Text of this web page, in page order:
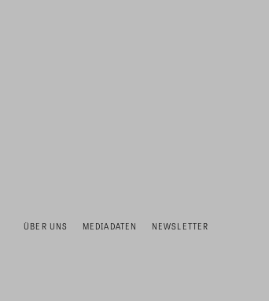
ÜBER UNS MEDIADATEN NEWSLETTER